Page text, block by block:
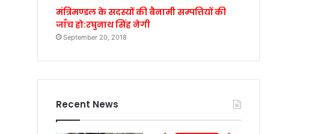
मंत्रिमण्डल के सदस्यों की बैनामी सम्पत्तियों की
जाँच हो:रघुनाथ सिंह नेगी
September 20, 2018
Recent News